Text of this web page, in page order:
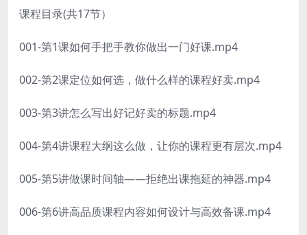
课程目录(共17节）
001-第1课如何手把手教你做出一门好课.mp4
002-第2课定位如何选，做什么样的课程好卖.mp4
003-第3讲怎么写出好记好卖的标题.mp4
004-第4讲课程大纲这么做，让你的课程更有层次.mp4
005-第5讲做课时间轴——拒绝出课拖延的神器.mp4
006-第6讲高品质课程内容如何设计与高效备课.mp4